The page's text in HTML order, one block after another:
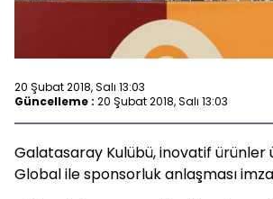
20 Şubat 2018, Salı 13:03
Güncelleme : 20 Şubat 2018, Salı 13:03
Galatasaray Kulübü, inovatif ürünler
Global ile sponsorluk anlaşması